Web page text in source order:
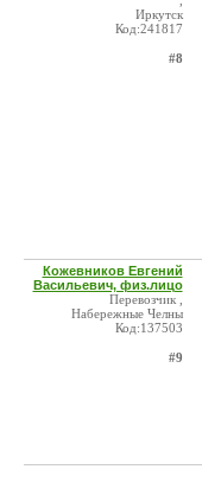
Иркутск
Код:241817
#8
Кожевников Евгений
Васильевич, физ.лицо
Перевозчик ,
Набережные Челны
Код:137503
#9